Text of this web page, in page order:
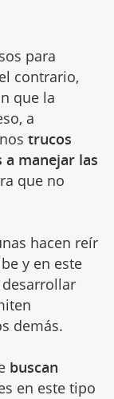
para
contrario,
que la
a
trucos
manejar las
que no
hacen reír
y en este
demás.
buscan
en este tipo